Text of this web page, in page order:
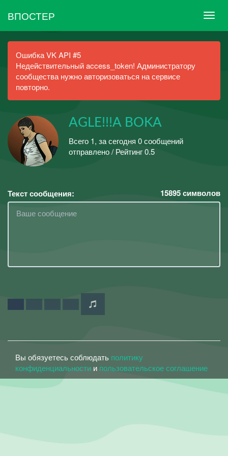
ВПОСТЕР
Ошибка VK API #5
Недействительный access_token! Администратору
сообщества нужно авторизоваться на сервисе
повторно.
AGLE!!!A BOKA
Всего 1, за сегодня 0 сообщений
отправлено / Рейтинг 0.5
Текст сообщения: 15895символов
Вы обязуетесь соблюдать политику
конфиденциальности и пользовательское соглашение